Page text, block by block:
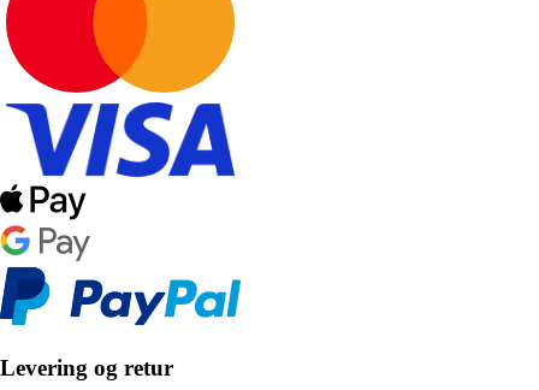
Levering og retur